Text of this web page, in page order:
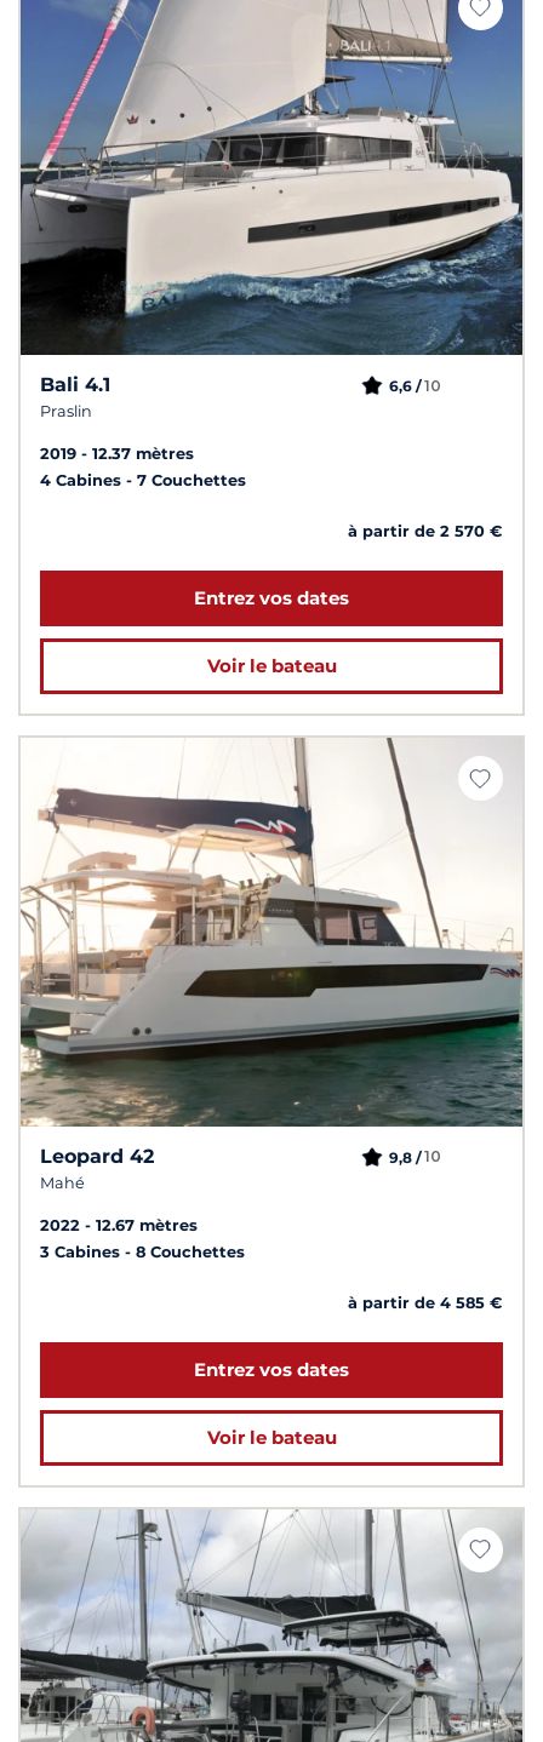
Bali 4.1
Praslin
6,6 /10
2019
12.37 mètres
4 Cabines
7 Couchettes
à partir de 2 570 €
Entrez vos dates
Voir le bateau
Leopard 42
Mahé
9,8 /10
2022
12.67 mètres
3 Cabines
8 Couchettes
à partir de 4 585 €
Entrez vos dates
Voir le bateau